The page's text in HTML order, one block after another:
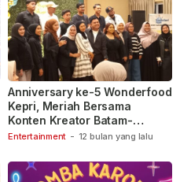
Entertainment - 12 bulan yang lalu
Anniversary ke-5 Wonderfood
Kepri, Meriah Bersama
Konten Kreator Batam-
Tanjungpinang